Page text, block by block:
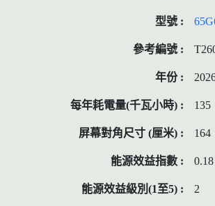
135
164
0.18
2